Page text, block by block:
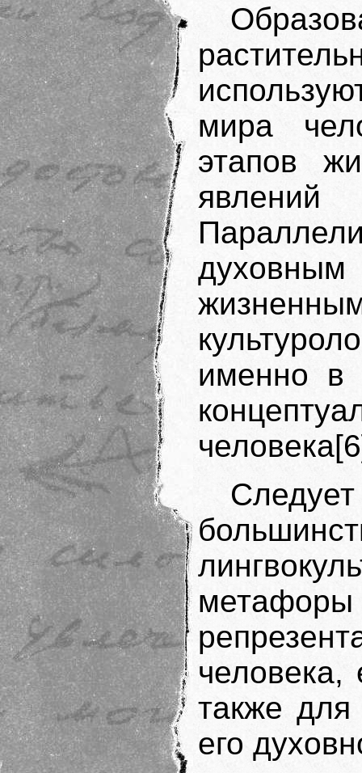
мира
этапов
именно в
человека,
также для
его